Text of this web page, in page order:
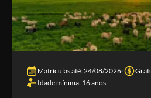
Matrículas até: 24/08/2026
Idade mínima: 16 anos